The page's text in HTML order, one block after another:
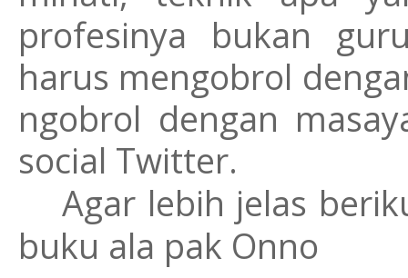
profesinya bukan
harus mengobrol
ngobrol dengan
social Twitter.
Agar lebih jelas
buku ala pak Onno